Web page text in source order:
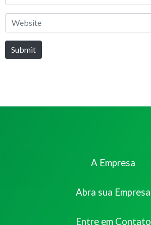
Website
Submit
A Empresa
Abra sua Empresa
Entre em Contato